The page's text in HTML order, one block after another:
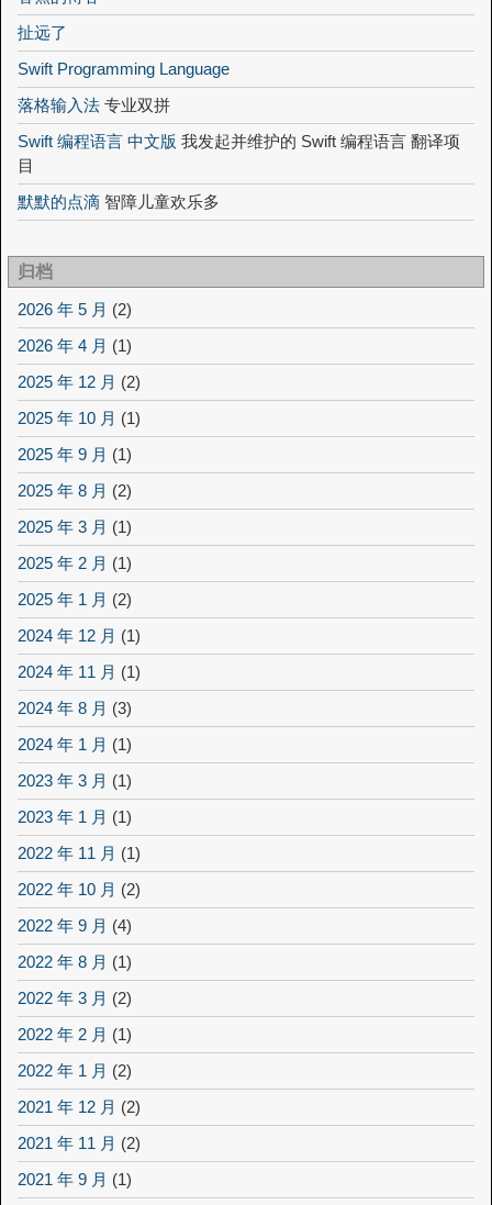
扯远了
Swift Programming Language
落格输入法 专业双拼
Swift 编程语言 中文版 我发起并维护的 Swift 编程语言 翻译项
目
默默的点滴 智障儿童欢乐多
归档
2026 年 5 月 (2)
2026 年 4 月 (1)
2025 年 12 月 (2)
2025 年 10 月 (1)
2025 年 9 月 (1)
2025 年 8 月 (2)
2025 年 3 月 (1)
2025 年 2 月 (1)
2025 年 1 月 (2)
2024 年 12 月 (1)
2024 年 11 月 (1)
2024 年 8 月 (3)
2024 年 1 月 (1)
2023 年 3 月 (1)
2023 年 1 月 (1)
2022 年 11 月 (1)
2022 年 10 月 (2)
2022 年 9 月 (4)
2022 年 8 月 (1)
2022 年 3 月 (2)
2022 年 2 月 (1)
2022 年 1 月 (2)
2021 年 12 月 (2)
2021 年 11 月 (2)
2021 年 9 月 (1)